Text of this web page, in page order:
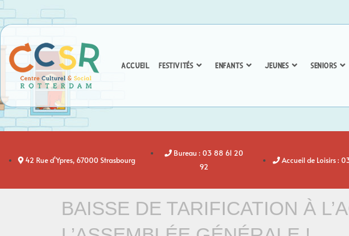
ACCUEIL FESTIVITÉS ENFANTS JEUNES SENIORS
42 Rue d'Ypres, 67000 Strasbourg
Bureau : 03 88 61 20
92
Accueil de Loisirs :
BAISSE DE TARIFICATION À